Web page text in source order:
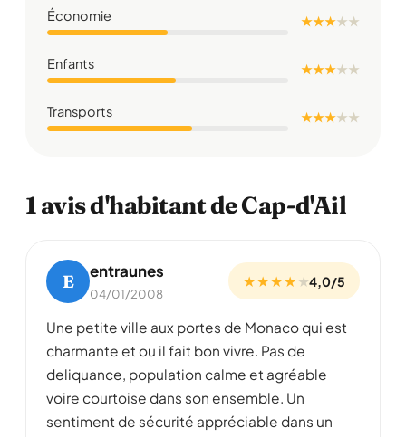
Économie ★ ★ ★★★
Enfants ★ ★ ★★★
Transports ★ ★ ★★★
1 avis d'habitant de Cap-d'Ail
E entraunes
04/01/2008
★ ★ ★ ★★4,0/5
Une petite ville aux portes de Monaco qui est
charmante et ou il fait bon vivre. Pas de
deliquance, population calme et agréable
voire courtoise dans son ensemble. Un
sentiment de sécurité appréciable dans un